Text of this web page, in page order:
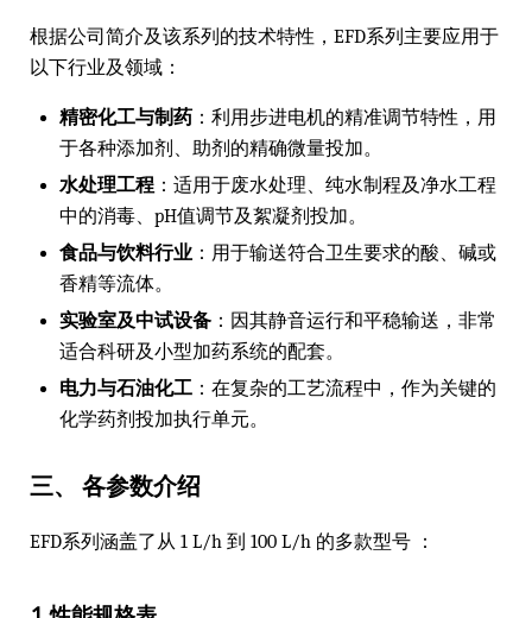
根据公司简介及该系列的技术特性，EFD系列主要应用于
以下行业及领域：
精密化工与制药 ：利用步进电机的精准调节特性，用
于各种添加剂、助剂的精确微量投加。
水处理工程 ：适用于废水处理、纯水制程及净水工程
中的消毒、pH值调节及絮凝剂投加。
食品与饮料行业 ：用于输送符合卫生要求的酸、碱或
香精等流体。
实验室及中试设备 ：因其静音运行和平稳输送，非常
适合科研及小型加药系统的配套。
电力与石油化工 ：在复杂的工艺流程中，作为关键的
化学药剂投加执行单元。
三、 各参数介绍
EFD系列涵盖了从 1 L/h 到 100 L/h 的多款型号 ：